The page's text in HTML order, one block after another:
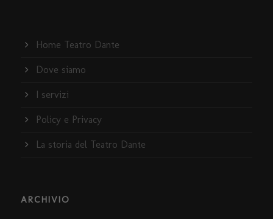
Home Teatro Dante
Dove siamo
I servizi
Policy e Privacy
La storia del Teatro Dante
ARCHIVIO